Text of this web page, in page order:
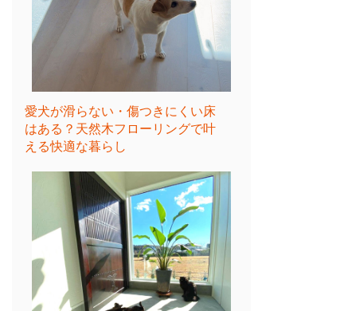
愛犬が滑らない・傷つきにくい床
はある？天然木フローリングで叶
える快適な暮らし